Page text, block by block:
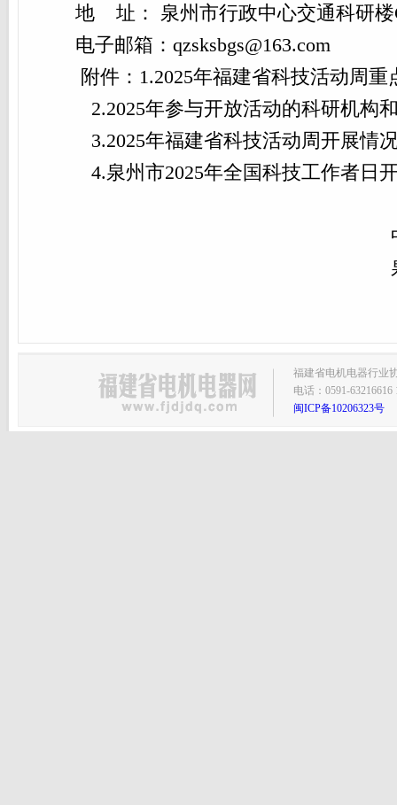
地 址： 泉州市行政中心交通科研楼
电子邮箱：qzsksbgs@163.com
附件：1.2025年福建省科技活动周重
2.2025年参与开放活动的科研机构和
3.2025年福建省科技活动周开展情
4.泉州市2025年全国科技工作者日
福建省电机电器行业
电话：0591-
闽ICP备10206323号